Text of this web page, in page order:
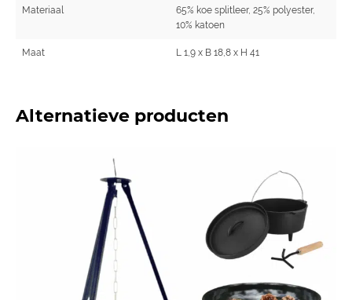
Materiaal
65% koe splitleer, 25% polyester,
10% katoen
Maat L 1,9 x B 18,8 x H 41
Alternatieve producten